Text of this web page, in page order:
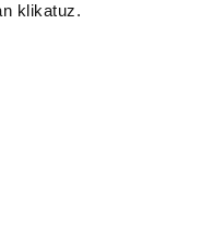
klikatuz.
zure ekarpena